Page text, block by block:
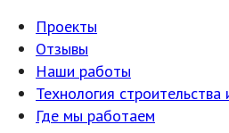
Проекты
Отзывы
Наши работы
Технология строительства
Где мы работаем